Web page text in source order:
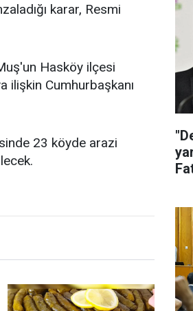
karar, Resmi
Hasköy ilçesi
ilişkin Cumhurbaşkanı
23 köyde arazi